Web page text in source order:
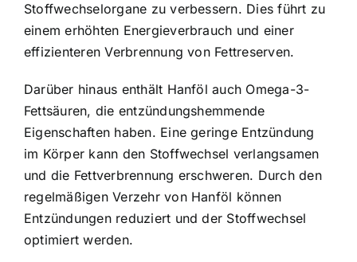
Stoffwechselorgane zu verbessern. Dies führt zu
einem erhöhten Energieverbrauch und einer
effizienteren Verbrennung von Fettreserven.
Darüber hinaus enthält Hanföl auch Omega-3-
Fettsäuren, die entzündungshemmende
Eigenschaften haben. Eine geringe Entzündung
im Körper kann den Stoffwechsel verlangsamen
und die Fettverbrennung erschweren. Durch den
regelmäßigen Verzehr von Hanföl können
Entzündungen reduziert und der Stoffwechsel
optimiert werden.